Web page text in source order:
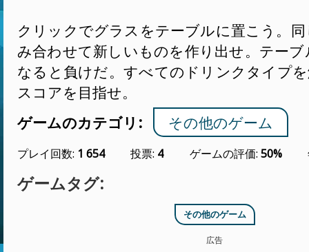
クリックでグラスをテーブルに置こう。
み合わせて新しいものを作り出せ。テー
なると負けだ。すべてのドリンクタイプ
スコアを目指せ。
ゲームのカテゴリ:
その他のゲーム
プレイ回数: 1 654 投票: 4 ゲームの評価: 50%
ゲームタグ:
その他のゲーム
広告